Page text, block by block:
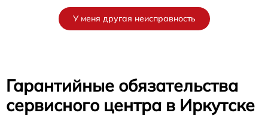
У меня другая неисправность
Гарантийные обязательства
сервисного центра в Иркутске